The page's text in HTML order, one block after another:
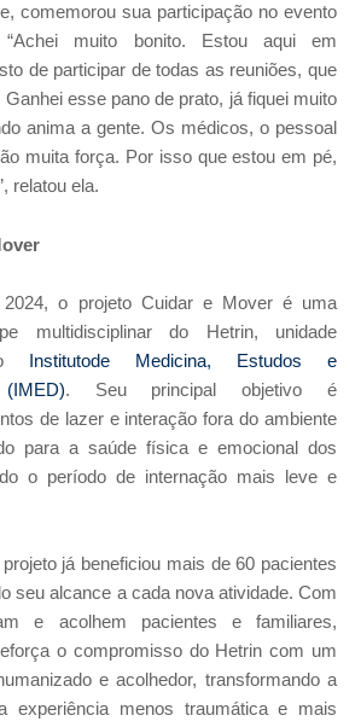
comemorou sua participação no evento
“Achei muito bonito. Estou aqui em
de participar de todas as reuniões, que
esse pano de prato, já fiquei muito
anima a gente. Os médicos, o pessoal
muita força. Por isso que estou em pé,
relatou ela.
o projeto Cuidar e Moveré uma
multidisciplinar do Hetrin, unidade
Institutode Medicina, Estudos e
. Seu principal objetivo é
de lazer e interação fora do ambiente
para a saúde física e emocional dos
o período de internação mais leve e
já beneficiou mais de 60 pacientes
seu alcance a cada nova atividade. Com
e acolhem pacientes e familiares,
o compromisso do Hetrin com um
e acolhedor, transformando a
experiência menos traumática e mais